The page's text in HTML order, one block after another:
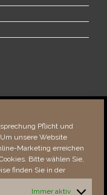
Pflicht und
unsere Website
Marketing erreichen
Bitte wählen Sie,
finden Sie in der
Immer aktiv